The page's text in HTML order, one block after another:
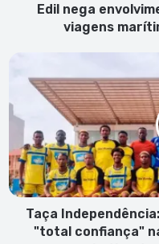
Edil nega
viagens
Independência:
Treinador
manifesta
"total
confiança"
na
qualidade
técnica
Taça
"total confiança"